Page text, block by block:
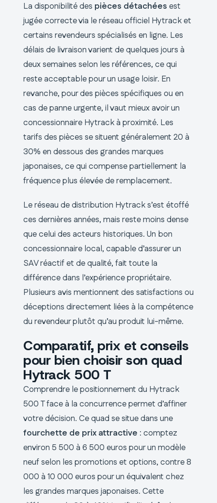
La disponibilité des pièces détachées est
jugée correcte via le réseau officiel Hytrack et
certains revendeurs spécialisés en ligne. Les
délais de livraison varient de quelques jours à
deux semaines selon les références, ce qui
reste acceptable pour un usage loisir. En
revanche, pour des pièces spécifiques ou en
cas de panne urgente, il vaut mieux avoir un
concessionnaire Hytrack à proximité. Les
tarifs des pièces se situent généralement 20 à
30% en dessous des grandes marques
japonaises, ce qui compense partiellement la
fréquence plus élevée de remplacement.
Le réseau de distribution Hytrack s’est étoffé
ces dernières années, mais reste moins dense
que celui des acteurs historiques. Un bon
concessionnaire local, capable d’assurer un
SAV réactif et de qualité, fait toute la
différence dans l’expérience propriétaire.
Plusieurs avis mentionnent des satisfactions ou
déceptions directement liées à la compétence
du revendeur plutôt qu’au produit lui-même.
Comparatif, prix et conseils
pour bien choisir son quad
Hytrack 500 T
Comprendre le positionnement du Hytrack
500 T face à la concurrence permet d’affiner
votre décision. Ce quad se situe dans une
fourchette de prix attractive : comptez
environ 5 500 à 6 500 euros pour un modèle
neuf selon les promotions et options, contre 8
000 à 10 000 euros pour un équivalent chez
les grandes marques japonaises. Cette